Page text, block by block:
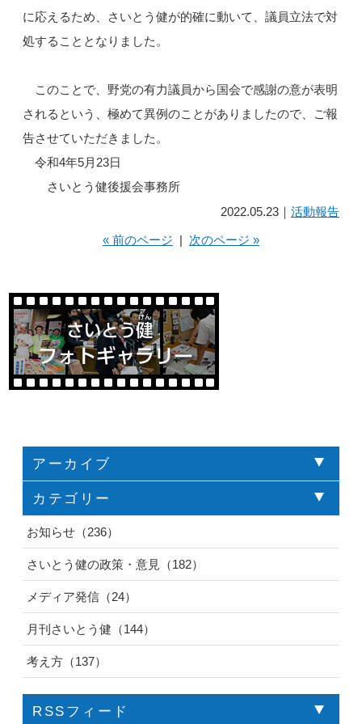
に応えるため、さいとう健が的確に動いて、議員立法で対
処することとなりました。
このことで、野党の有力議員から国会で感謝の意が表明
されるという、極めて異例のことがありましたので、ご報
告させていただきました。
令和4年5月23日
さいとう健後援会事務所
2022.05.23｜ 活動報告
« 前のページ | 次のページ »
アーカイブ
カテゴリー
お知らせ（236）
さいとう健の政策・意見（182）
メディア発信（24）
月刊さいとう健（144）
考え方（137）
RSSフィード